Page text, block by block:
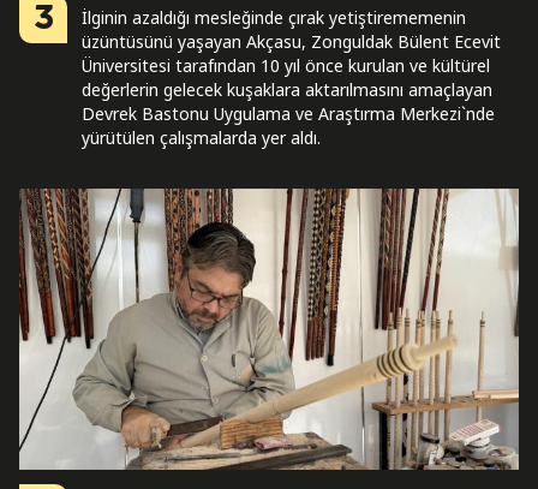
3
İlginin azaldığı mesleğinde çırak yetiştirememenin
üzüntüsünü yaşayan Akçasu, Zonguldak Bülent Ecevit
Üniversitesi tarafından 10 yıl önce kurulan ve kültürel
değerlerin gelecek kuşaklara aktarılmasını amaçlayan
Devrek Bastonu Uygulama ve Araştırma Merkezi`nde
yürütülen çalışmalarda yer aldı.